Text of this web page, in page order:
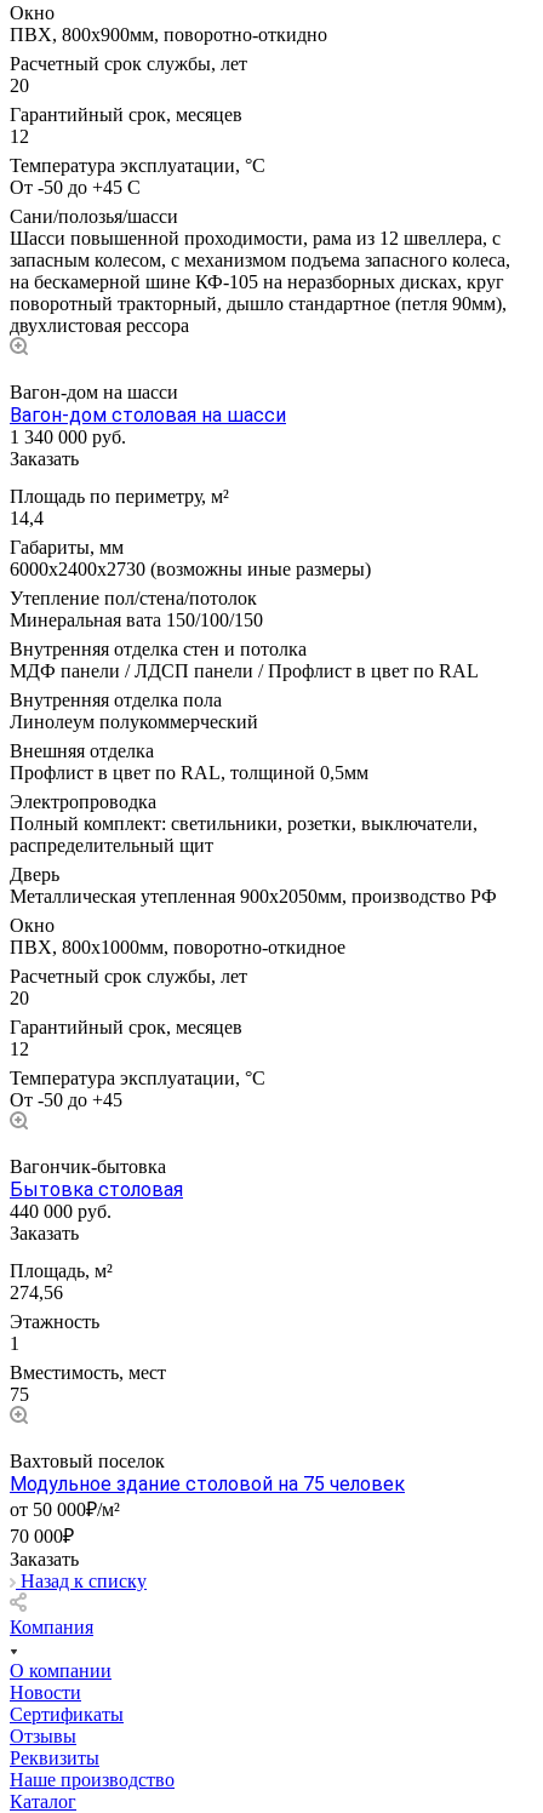
Окно
ПВХ, 800х900мм, поворотно-откидно
Расчетный срок службы, лет
20
Гарантийный срок, месяцев
12
Температура эксплуатации, °С
От -50 до +45 С
Сани/полозья/шасси
Шасси повышенной проходимости, рама из 12 швеллера, с
запасным колесом, с механизмом подъема запасного колеса,
на бескамерной шине КФ-105 на неразборных дисках, круг
поворотный тракторный, дышло стандартное (петля 90мм),
двухлистовая рессора
Вагон-дом на шасси
Вагон-дом столовая на шасси
1 340 000 руб.
Заказать
Площадь по периметру, м²
14,4
Габариты, мм
6000х2400х2730 (возможны иные размеры)
Утепление пол/стена/потолок
Минеральная вата 150/100/150
Внутренняя отделка стен и потолка
МДФ панели / ЛДСП панели / Профлист в цвет по RAL
Внутренняя отделка пола
Линолеум полукоммерческий
Внешняя отделка
Профлист в цвет по RAL, толщиной 0,5мм
Электропроводка
Полный комплект: светильники, розетки, выключатели,
распределительный щит
Дверь
Металлическая утепленная 900х2050мм, производство РФ
Окно
ПВХ, 800х1000мм, поворотно-откидное
Расчетный срок службы, лет
20
Гарантийный срок, месяцев
12
Температура эксплуатации, °С
От -50 до +45
Вагончик-бытовка
Бытовка столовая
440 000 руб.
Заказать
Площадь, м²
274,56
Этажность
1
Вместимость, мест
75
Вахтовый поселок
Модульное здание столовой на 75 человек
от 50 000₽/м²
70 000₽
Заказать
Назад к списку
Компания
О компании
Новости
Сертификаты
Отзывы
Реквизиты
Наше производство
Каталог